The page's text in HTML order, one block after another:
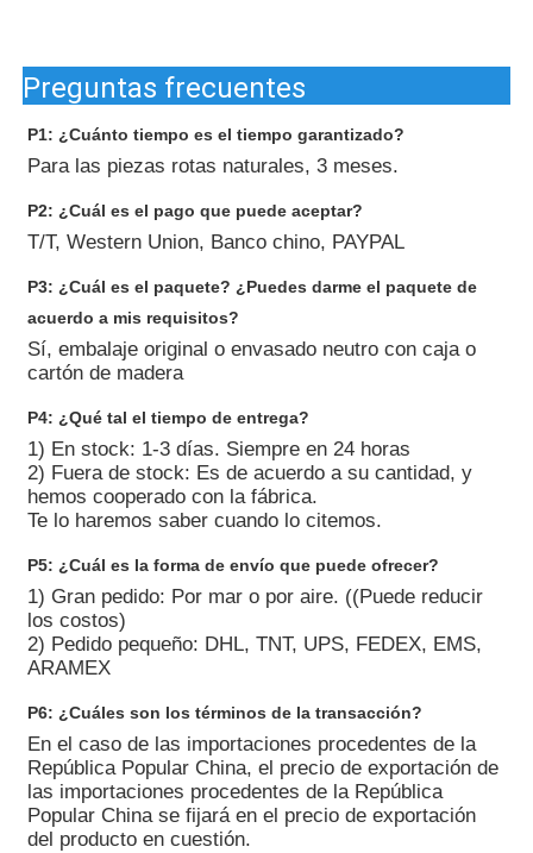
Preguntas frecuentes
P1: ¿Cuánto tiempo es el tiempo garantizado?
Para las piezas rotas naturales, 3 meses.
P2: ¿Cuál es el pago que puede aceptar?
T/T, Western Union, Banco chino, PAYPAL
P3: ¿Cuál es el paquete? ¿Puedes darme el paquete de
acuerdo a mis requisitos?
Sí, embalaje original o envasado neutro con caja o
cartón de madera
P4: ¿Qué tal el tiempo de entrega?
1) En stock: 1-3 días. Siempre en 24 horas
2) Fuera de stock: Es de acuerdo a su cantidad, y
hemos cooperado con la fábrica.
Te lo haremos saber cuando lo citemos.
P5: ¿Cuál es la forma de envío que puede ofrecer?
1) Gran pedido: Por mar o por aire. ((Puede reducir
los costos)
2) Pedido pequeño: DHL, TNT, UPS, FEDEX, EMS,
ARAMEX
P6: ¿Cuáles son los términos de la transacción?
En el caso de las importaciones procedentes de la
República Popular China, el precio de exportación de
las importaciones procedentes de la República
Popular China se fijará en el precio de exportación
del producto en cuestión.